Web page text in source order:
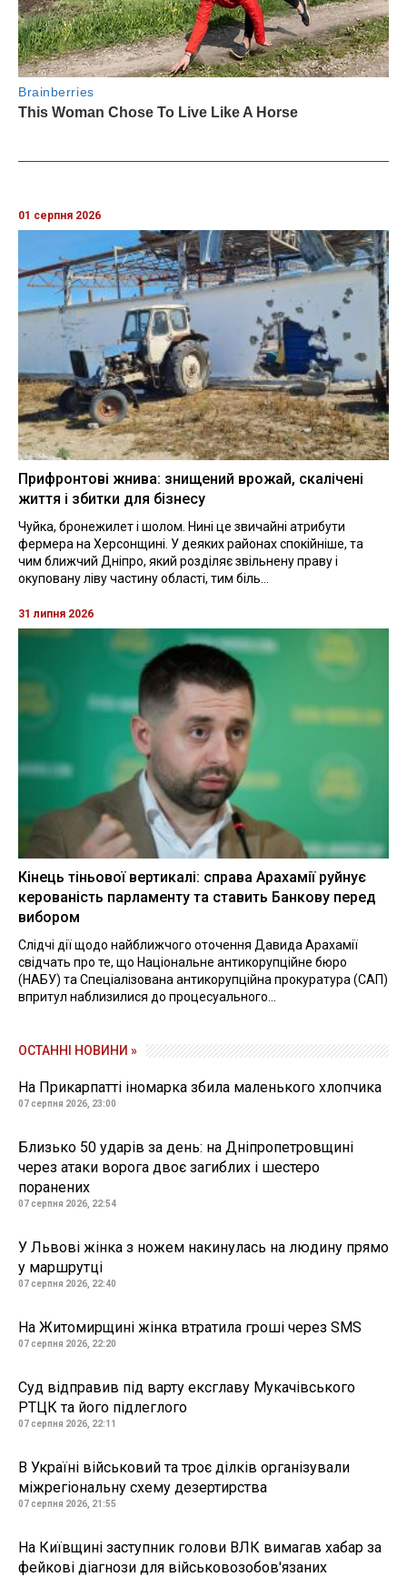
01 серпня 2026
Прифронтові жнива: знищений врожай, скалічені
життя і збитки для бізнесу
Чуйка, бронежилет і шолом. Нині це звичайні атрибути
фермера на Херсонщині. У деяких районах спокійніше, та
чим ближчий Дніпро, який розділяє звільнену праву і
окуповану ліву частину області, тим біль...
31 липня 2026
Кінець тіньової вертикалі: справа Арахамії руйнує
керованість парламенту та ставить Банкову перед
вибором
Слідчі дії щодо найближчого оточення Давида Арахамії
свідчать про те, що Національне антикорупційне бюро
(НАБУ) та Спеціалізована антикорупційна прокуратура (САП)
впритул наблизилися до процесуального...
ОСТАННІ НОВИНИ »
На Прикарпатті іномарка збила маленького хлопчика
07 серпня 2026, 23:00
Близько 50 ударів за день: на Дніпропетровщині
через атаки ворога двоє загиблих і шестеро
поранених
07 серпня 2026, 22:54
У Львові жінка з ножем накинулась на людину прямо
у маршрутці
07 серпня 2026, 22:40
На Житомирщині жінка втратила гроші через SMS
07 серпня 2026, 22:20
Суд відправив під варту ексглаву Мукачівського
РТЦК та його підлеглого
07 серпня 2026, 22:11
В Україні військовий та троє ділків організували
міжрегіональну схему дезертирства
07 серпня 2026, 21:55
На Київщині заступник голови ВЛК вимагав хабар за
фейкові діагнози для військовозобов'язаних